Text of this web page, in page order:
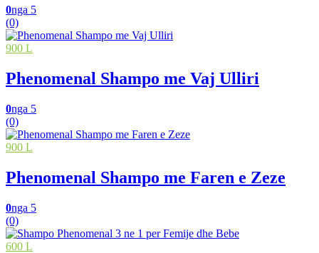
0nga 5
(0)
900 L
Phenomenal Shampo me Vaj Ulliri
0nga 5
(0)
900 L
Phenomenal Shampo me Faren e Zeze
0nga 5
(0)
600 L